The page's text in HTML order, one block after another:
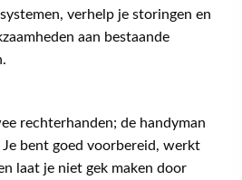
verhelp je storingen en
aan bestaande
rechterhanden; de handyman
bent goed voorbereid, werkt
laat je niet gek maken door